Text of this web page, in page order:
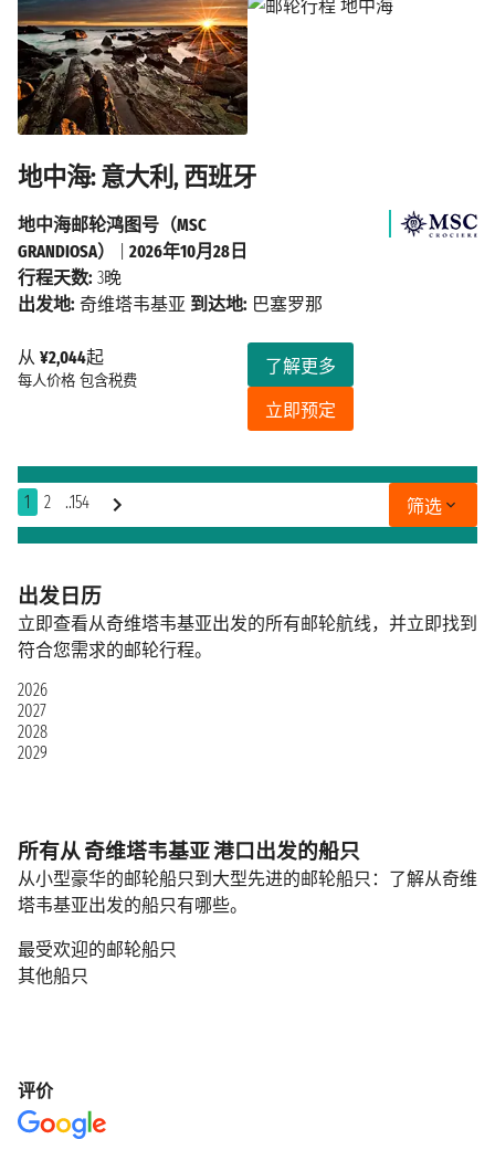
地中海: 意大利, 西班牙
从 ¥2,044起
每人价格 包含税费
了解更多
立即预定
地中海邮轮鸿图号（MSC
GRANDIOSA）
2026年10月28日
行程天数: 3晚
出发地: 奇维塔韦基亚 到达地: 巴塞罗那
1 2 ..154 筛选
出发日历
立即查看从奇维塔韦基亚出发的所有邮轮航线，并立即找到
符合您需求的邮轮行程。
2026
2027
2028
2029
所有从 奇维塔韦基亚 港口出发的船只
从小型豪华的邮轮船只到大型先进的邮轮船只：了解从奇维
塔韦基亚出发的船只有哪些。
最受欢迎的邮轮船只
其他船只
评价